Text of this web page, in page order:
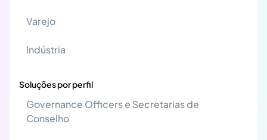
Varejo
Indústria
Soluções por perfil
Governance Officers e Secretarias de
Conselho